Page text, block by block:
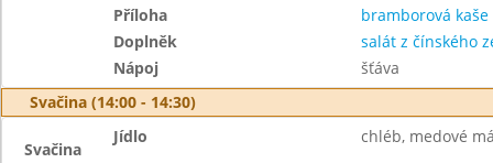
Příloha
bramborová kaše
Doplněk
salát z čínského
Nápoj
šťáva
Svačina (14:00 - 14:30)
Svačina
Jídlo chléb, medové